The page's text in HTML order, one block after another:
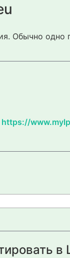
Обычно
https://
в